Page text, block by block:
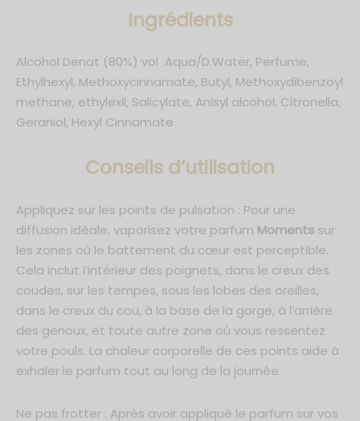
Ingrédients
Alcohol Denat (80%) vol Aqua/D.Water, Perfume,
Ethylhexyl, Methoxycinnamate, Butyl, Methoxydibenzoyl
methane, ethylexil, Salicylate, Anisyl alcohol, Citronella,
Geraniol, Hexyl Cinnamate
Conseils d’utilisation
Appliquez sur les points de pulsation : Pour une
diffusion idéale, vaporisez votre parfum Moments sur
les zones où le battement du cœur est perceptible.
Cela inclut l’intérieur des poignets, dans le creux des
coudes, sur les tempes, sous les lobes des oreilles,
dans le creux du cou, à la base de la gorge, à l’arrière
des genoux, et toute autre zone où vous ressentez
votre pouls. La chaleur corporelle de ces points aide à
exhaler le parfum tout au long de la journée.
Ne pas frotter : Après avoir appliqué le parfum sur vos